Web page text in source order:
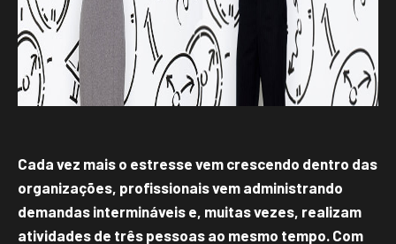
Cada vez mais o estresse vem crescendo dentro das
organizações, profissionais vem administrando
demandas intermináveis e, muitas vezes, realizam
atividades de três pessoas ao mesmo tempo. Com